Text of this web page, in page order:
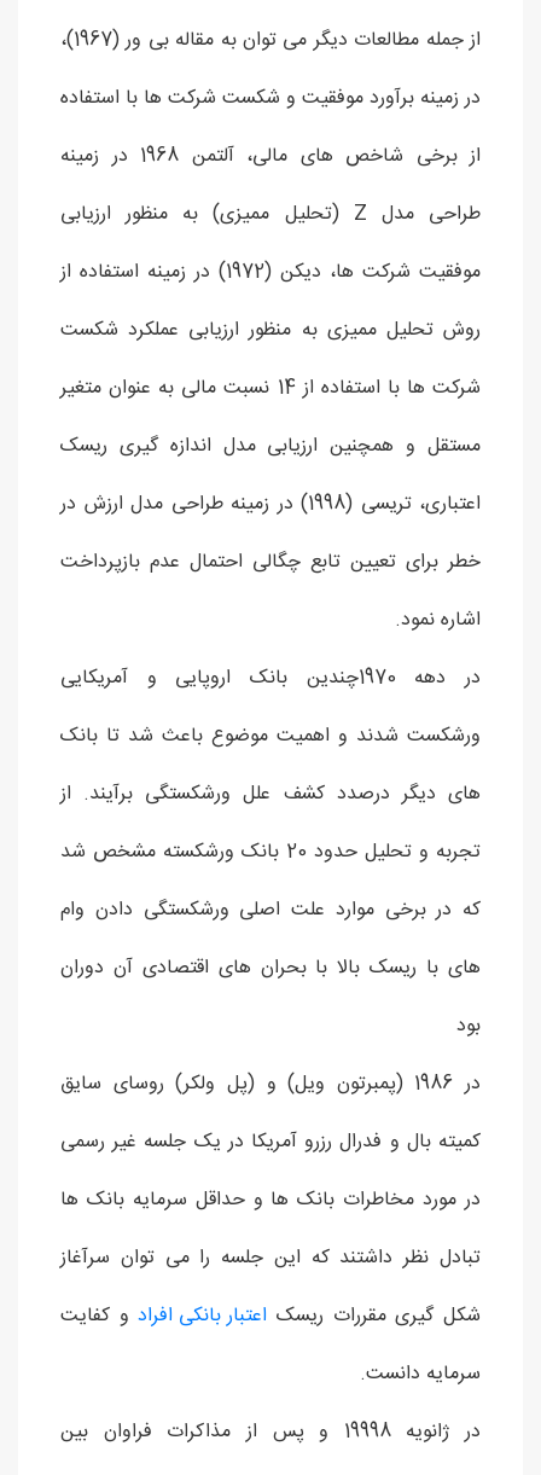
از جمله مطالعات دیگر می توان به مقاله بی ور (1967)،
در زمینه برآورد موفقیت و شکست شرکت ها با استفاده
از برخی شاخص های مالی، آلتمن 1968 در زمینه
طراحی مدل Z (تحلیل ممیزی) به منظور ارزیابی
موفقیت شرکت ها، دیکن (1972) در زمینه استفاده از
روش تحلیل ممیزی به منظور ارزیابی عملکرد شکست
شرکت ها با استفاده از 14 نسبت مالی به عنوان متغیر
مستقل و همچنین ارزیابی مدل اندازه گیری ریسک
اعتباری، تریسی (1998) در زمینه طراحی مدل ارزش در
خطر برای تعیین تابع چگالی احتمال عدم بازپرداخت
اشاره نمود.
در دهه 1970چندین بانک اروپایی و آمریکایی
ورشکست شدند و اهمیت موضوع باعث شد تا بانک
های دیگر درصدد کشف علل ورشکستگی برآیند. از
تجربه و تحلیل حدود 20 بانک ورشکسته مشخص شد
که در برخی موارد علت اصلی ورشکستگی دادن وام
های با ریسک بالا با بحران های اقتصادی آن دوران
بود
در 1986 (پمبرتون ویل) و (پل ولکر) روسای سایق
کمیته بال و فدرال رزرو آمریکا در یک جلسه غیر رسمی
در مورد مخاطرات بانک ها و حداقل سرمایه بانک ها
تبادل نظر داشتند که این جلسه را می توان سرآغاز
شکل گیری مقررات ریسک اعتبار بانکی افرادو کفایت
سرمایه دانست.
در ژانویه 19998 و پس از مذاکرات فراوان بین